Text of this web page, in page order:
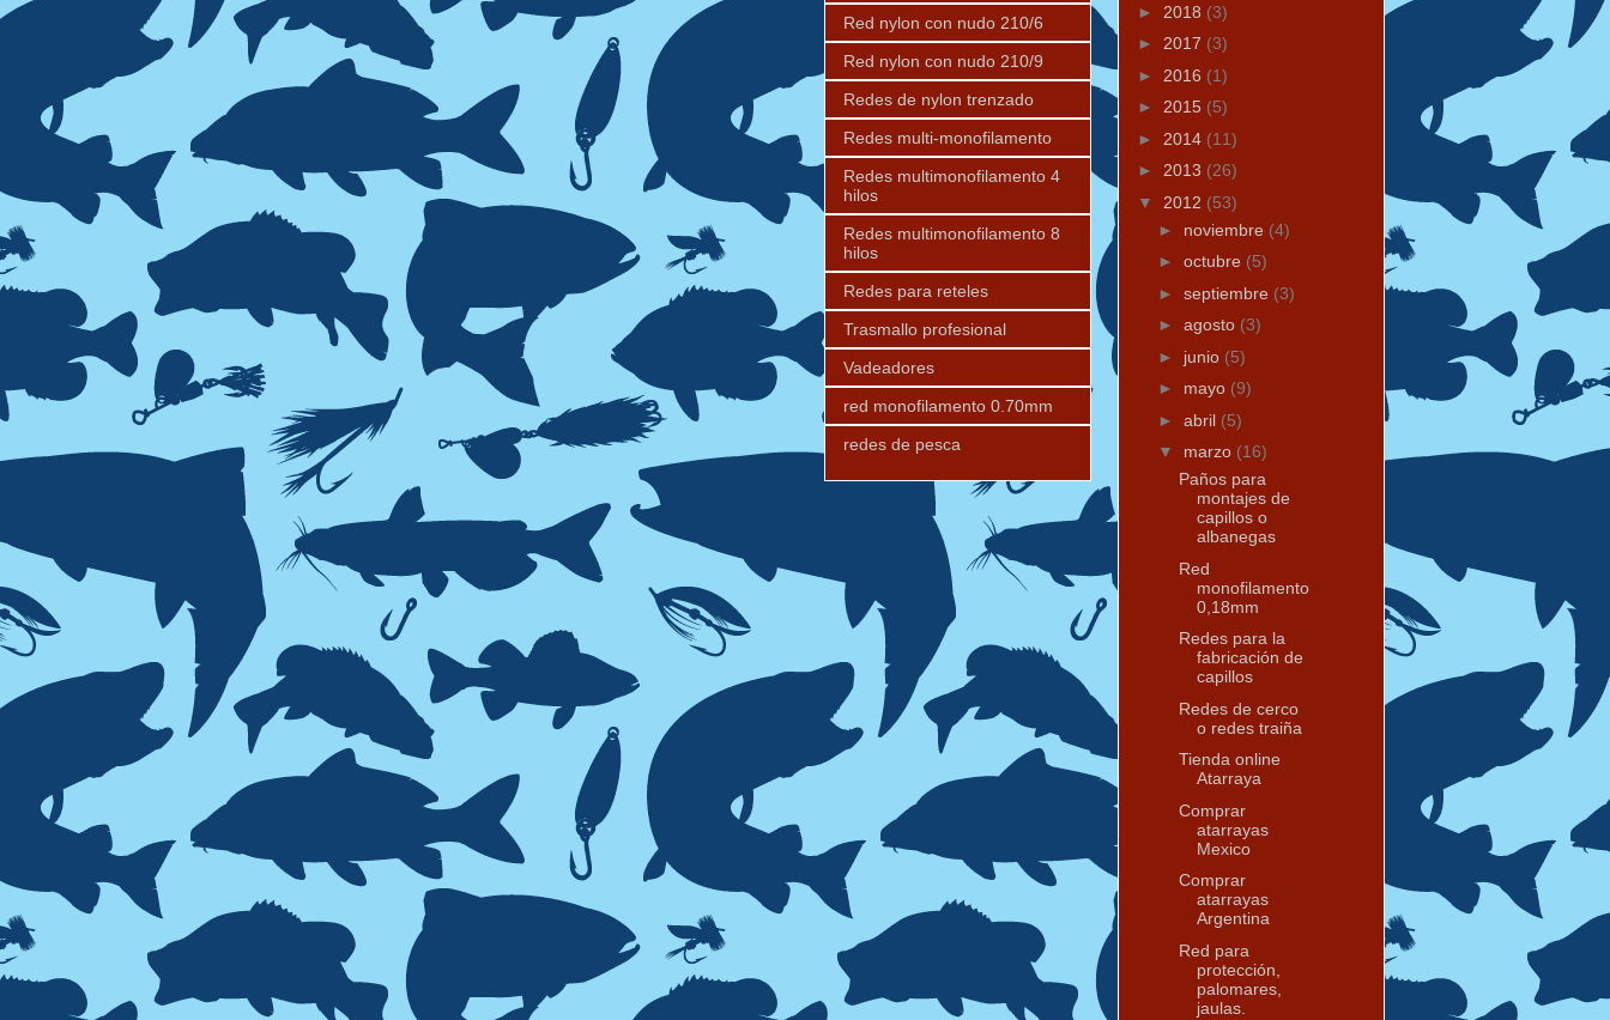
Red nylon con nudo 210/6
Red nylon con nudo 210/9
Redes de nylon trenzado
Redes multi-monofilamento
Redes multimonofilamento 4
hilos
Redes multimonofilamento 8
hilos
Redes para reteles
Trasmallo profesional
Vadeadores
red monofilamento 0.70mm
redes de pesca
► 2018 (3)
► 2017 (3)
► 2016 (1)
► 2015 (5)
► 2014 (11)
► 2013 (26)
▼ 2012 (53)
► noviembre (4)
► octubre (5)
► septiembre (3)
► agosto (3)
► junio (5)
► mayo (9)
► abril (5)
▼ marzo (16)
Paños para
montajes de
capillos o
albanegas
Red
monofilamento
0,18mm
Redes para la
fabricación de
capillos
Redes de cerco
o redes traiña
Tienda online
Atarraya
Comprar
atarrayas
Mexico
Comprar
atarrayas
Argentina
Red para
protección,
palomares,
jaulas.